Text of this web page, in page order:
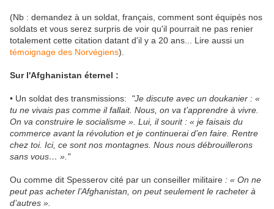
(Nb : demandez à un soldat, français, comment sont équipés nos
soldats et vous serez surpris de voir qu'il pourrait ne pas renier
totalement cette citation datant d'il y a 20 ans... Lire aussi un
témoignage des Norvégiens).
Sur l'Afghanistan éternel :
• Un soldat des transmissions:
"Je discute avec un doukanier : «
tu ne vivais pas comme il fallait. Nous, on va t’apprendre à vivre.
On va construire le socialisme ». Lui, il sourit : « je faisais du
commerce avant la révolution et je continuerai d’en faire. Rentre
chez toi. Ici, ce sont nos montagnes. Nous nous débrouillerons
sans vous… »."
Ou comme dit Spesserov cité par un conseiller militaire : « On ne
peut pas acheter l’Afghanistan, on peut seulement le racheter à
d’autres ».